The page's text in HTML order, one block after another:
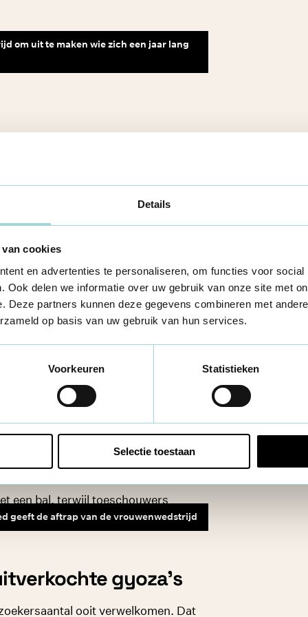
Details
cookies
en advertenties te personaliseren, om functies voor
Ook delen we informatie over uw gebruik van onze site met
Deze partners kunnen deze gegevens combineren met
op basis van uw gebruik van hun services.
Voorkeuren Statistieken
Selectie toestaan
om uit te maken wie zich een jaar lang
toevallig in gesprek geraakt met
Toen de tijd aanbrak om
stelde hij dus meteen deze
bekend gezicht bij de
gaven we hen ook zichtbaarheid op
geeft de aftrap van de vrouwenwedstrijd
gyoza’s
ooit verwelkomen. Dat